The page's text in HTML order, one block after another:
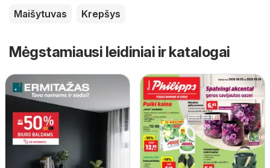
Maišytuvas
Krepšys
Mėgstamiausi leidiniai ir katalogai